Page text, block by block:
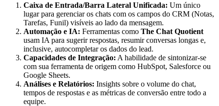
Caixa de Entrada/Barra Lateral Unificada: Um único
lugar para gerenciar os chats com os campos do CRM (Notas,
Tarefas, Funil) visíveis ao lado da mensagem.
Automação e IA: Ferramentas como The Chat Quotient
usam IA para sugerir respostas, resumir conversas longas e,
inclusive, autocompletar os dados do lead.
Capacidades de Integração: A habilidade de sintonizar-se
com sua ferramenta de origem como HubSpot, Salesforce ou
Google Sheets.
Análises e Relatórios: Insights sobre o volume do chat,
tempos de respostas e as métricas de conversão entre todo a
equipe.